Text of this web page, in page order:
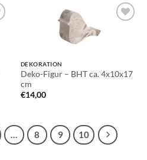
Wunschliste
DEKORATION
Deko-Figur – BHT ca. 4x10x17
cm
€14,00
8 9 10